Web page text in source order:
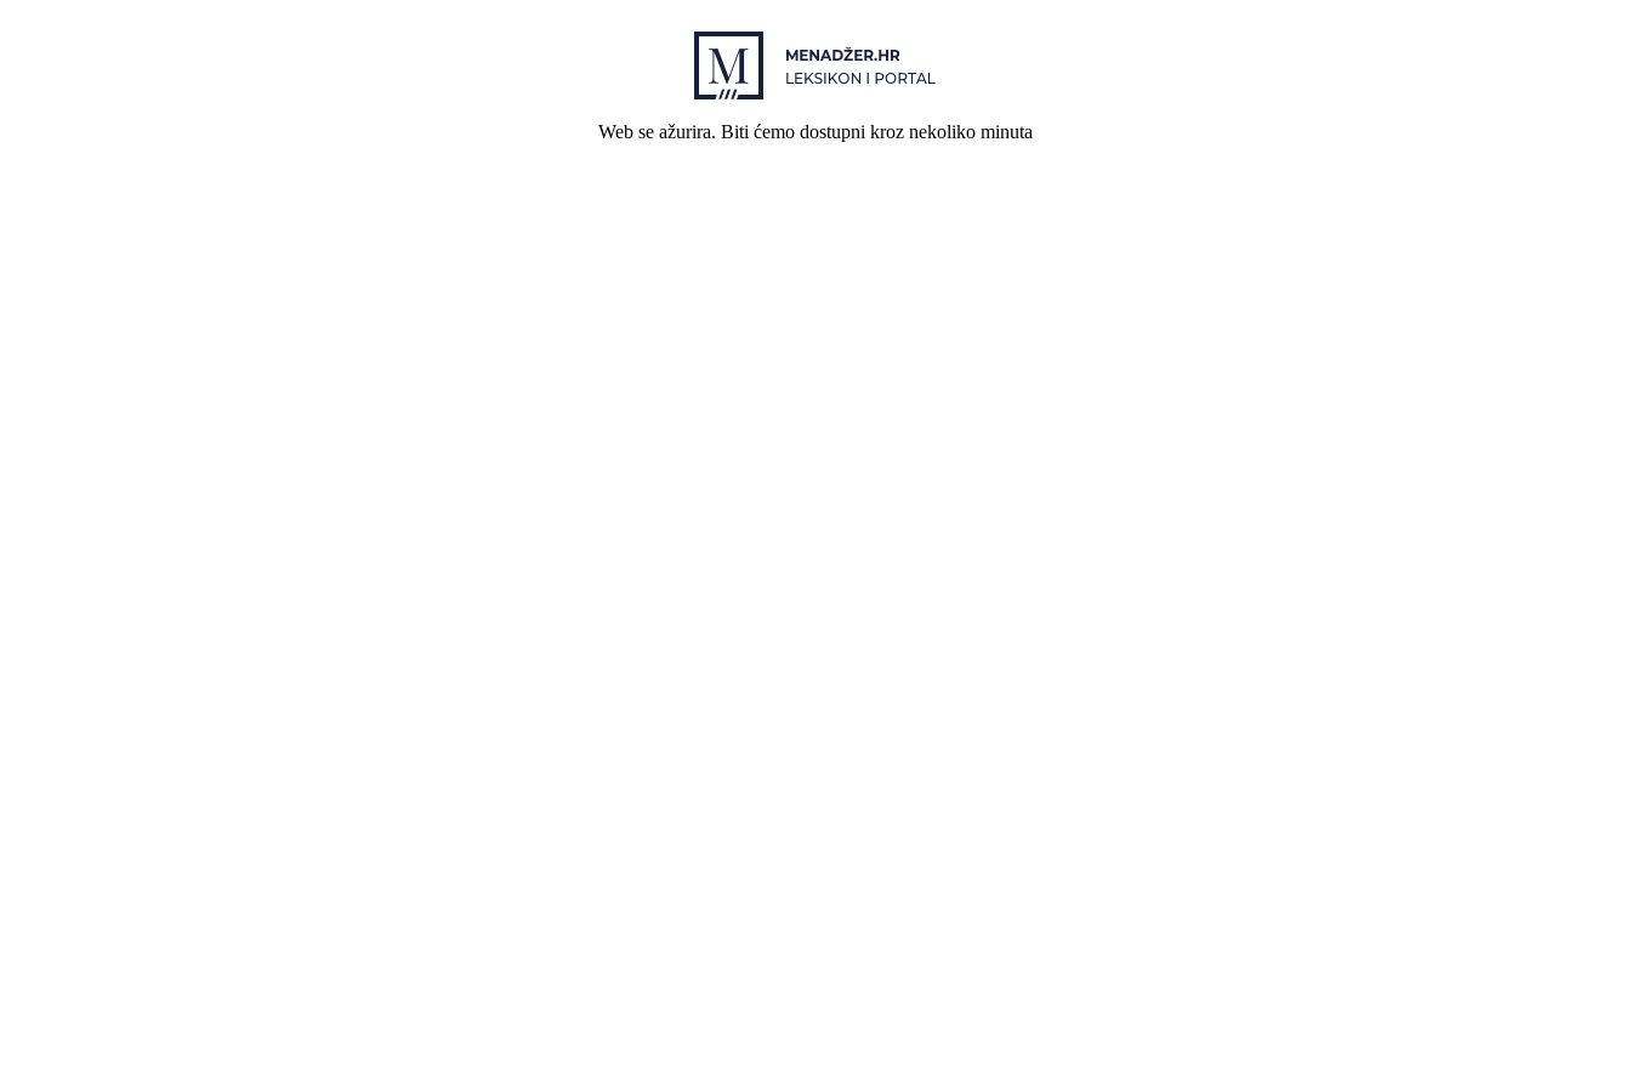
Web se ažurira. Biti ćemo dostupni kroz nekoliko minuta